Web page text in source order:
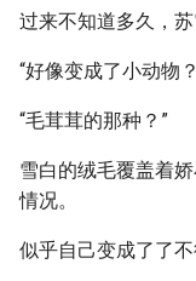
过来不知道多久，
“好像变成了小动物
“毛茸茸的那种？”
雪白的绒毛覆盖着
情况。
似乎自己变成了了不